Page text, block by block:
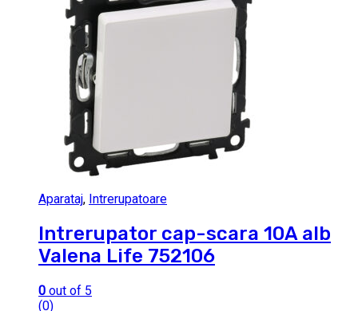
Aparataj, Intrerupatoare
Intrerupator cap-scara 10A alb
Valena Life 752106
0 out of 5
(0)